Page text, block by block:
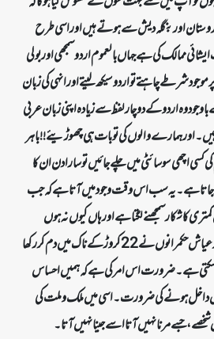
اور بنگلہ دیش سے ہوتے ہیں اور اسی طرح
ممالک کی ہے جہاں بالعموم اردو سمجھی اور بولی
شرطے چاہتے تو اردو سیکھ لیتے اور انہی کی زبان
وہ اردو کے دو چار لفظ سے زیادہ اپنی زبان عربی
اور ہمارے والوں کی تو بات ہی چھوڑیئے !! باہر
کی کسی اچھی سوسائٹی میں چلے جائیں تو سارا دن ان کا
جاتا ہے۔ یہ سب اس وقت وجود میں آتا ہے کہ جب
کا شکار سمجھنے لگتا ہے اور ہاں کیوں نہ ہوں
احساس کمتری کا شکار کہ جہاں پر چند عیاش حکمرانوں نے 22 کروڑ کے ناک میں دم کر رکھا
ہے۔ ضرورت اس امر کی ہے کہ ہمیں احساس
داخل ہونے کی ضرورت۔اسی میں ملک و ملت کی
جسے مرنا نہیں آتا اسے جینا نہیں آتا۔